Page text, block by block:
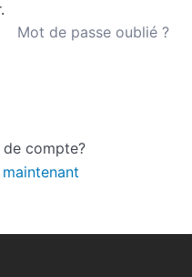
Mot de passe oublié ?
compte?